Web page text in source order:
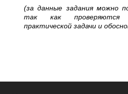
(за данные задания можно
так как проверяются
практической задачи и